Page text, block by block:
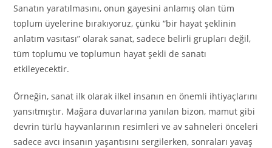
Sanatın yaratılmasını, onun gayesini anlamış olan tüm
toplum üyelerine bırakıyoruz, çünkü “bir hayat şeklinin
anlatım vasıtası” olarak sanat, sadece belirli grupları değil,
tüm toplumu ve toplumun hayat şekli de sanatı
etkileyecektir.
Örneğin, sanat ilk olarak ilkel insanın en önemli ihtiyaçlarını
yansıtmıştır. Mağara duvarlarına yanılan bizon, mamut gibi
devrin türlü hayvanlarının resimleri ve av sahneleri önceleri
sadece avcı insanın yaşantısını sergilerken, sonraları yavaş